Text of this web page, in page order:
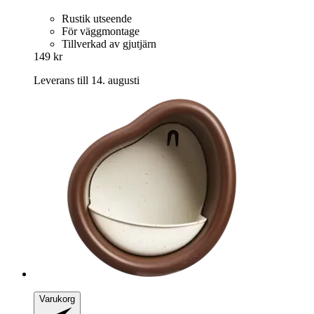
Rustik utseende
För väggmontage
Tillverkad av gjutjärn
149 kr
Leverans till 14. augusti
Varukorg